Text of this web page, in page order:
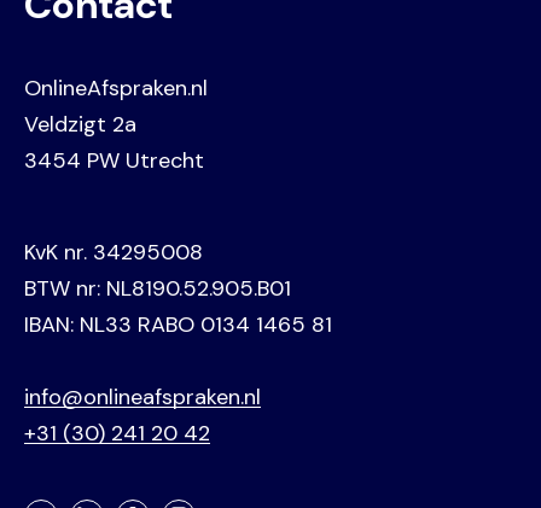
OnlineAfspraken.nl
Veldzigt 2a
3454 PW Utrecht
KvK nr. 34295008
BTW nr: NL8190.52.905.B01
IBAN: NL33 RABO 0134 1465 81
info@onlineafspraken.nl
+31 (30) 241 20 42